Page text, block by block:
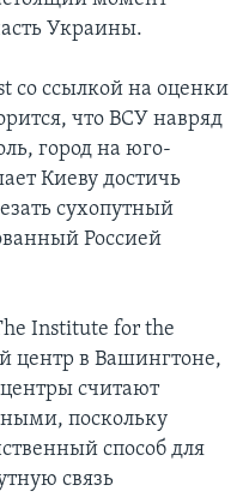
Украины.
со ссылкой на оценки
что ВСУ навряд
город на юго-
Киеву достичь
сухопутный
Россией
Institute for the
центр в Вашингтоне,
центры считают
поскольку
способ для
связь